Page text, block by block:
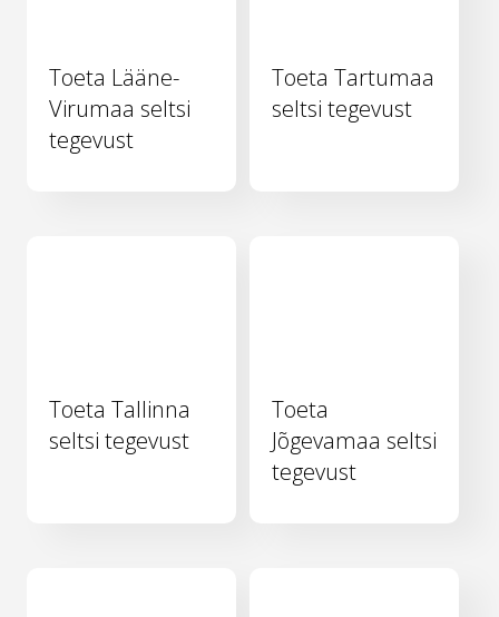
Toeta Lääne-
Virumaa seltsi
tegevust
Toeta Tartumaa
seltsi tegevust
Toeta Tallinna
seltsi tegevust
Toeta
Jõgevamaa seltsi
tegevust